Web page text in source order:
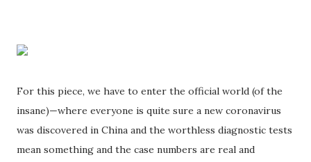
For this piece, we have to enter the official world (of the
insane)—where everyone is quite sure a new coronavirus
was discovered in China and the worthless diagnostic tests
mean something and the case numbers are real and